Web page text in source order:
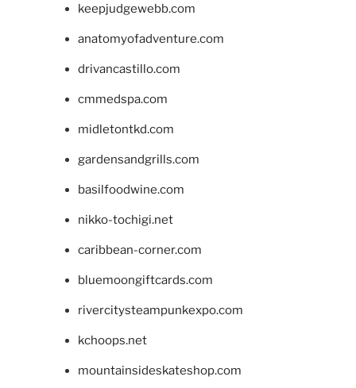
keepjudgewebb.com
anatomyofadventure.com
drivancastillo.com
cmmedspa.com
midletontkd.com
gardensandgrills.com
basilfoodwine.com
nikko-tochigi.net
caribbean-corner.com
bluemoongiftcards.com
rivercitysteampunkexpo.com
kchoops.net
mountainsideskateshop.com